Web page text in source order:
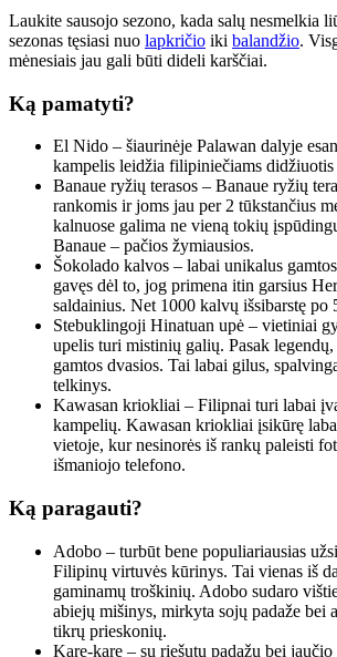
Laukite sausojo sezono, kada salų nesmelkia
sezonas tęsiasi nuo lapkričio iki balandžio.
mėnesiais jau gali būti dideli karščiai.
Ką pamatyti?
El Nido – šiaurinėje Palawan dalyje
kampelis leidžia filipiniečiams didžiuotis
Banaue ryžių terasos – Banaue ryžių
rankomis ir joms jau per 2 tūkstančius
kalnuose galima ne vieną tokių
Banaue – pačios žymiausios.
Šokolado kalvos – labai unikalus
gavęs dėl to, jog primena itin garsius
saldainius. Net 1000 kalvų išsibarstę po
Stebuklingoji Hinatuan upė – vietiniai
upelis turi mistinių galių. Pasak
gamtos dvasios. Tai labai gilus,
telkinys.
Kawasan kriokliai – Filipnai turi labai
kampelių. Kawasan kriokliai įsikūrę
vietoje, kur nesinorės iš rankų paleisti
išmaniojo telefono.
Ką paragauti?
Adobo – turbūt bene populiariausias
Filipinų virtuvės kūrinys. Tai vienas iš
gaminamų troškinių. Adobo sudaro
abiejų mišinys, mirkyta sojų padaže bei
tikrų prieskonių.
Kare-kare – su riešutų padažu bei jaučio